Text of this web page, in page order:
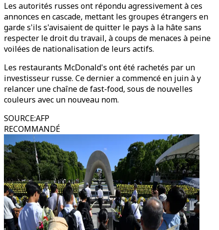
Les autorités russes ont répondu agressivement à ces
annonces en cascade, mettant les groupes étrangers en
garde s'ils s'avisaient de quitter le pays à la hâte sans
respecter le droit du travail, à coups de menaces à peine
voilées de nationalisation de leurs actifs.
Les restaurants McDonald's ont été rachetés par un
investisseur russe. Ce dernier a commencé en juin à y
relancer une chaîne de fast-food, sous de nouvelles
couleurs avec un nouveau nom.
SOURCE:AFP
RECOMMANDÉ